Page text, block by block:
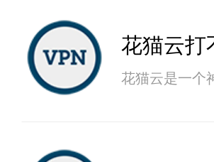
花猫云打
花猫云是一个